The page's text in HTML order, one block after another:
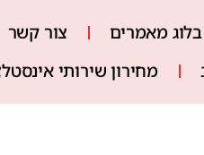
בלוג מאמרים צור קשר
מחירון שירותי